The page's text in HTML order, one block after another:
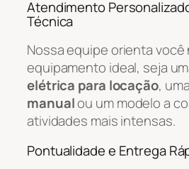
Atendimento
Técnica
Nossa equipe orienta você
equipamento ideal, seja
elétrica para locação,
manualou um modelo a
atividades mais intensas.
Pontualidade e Entrega